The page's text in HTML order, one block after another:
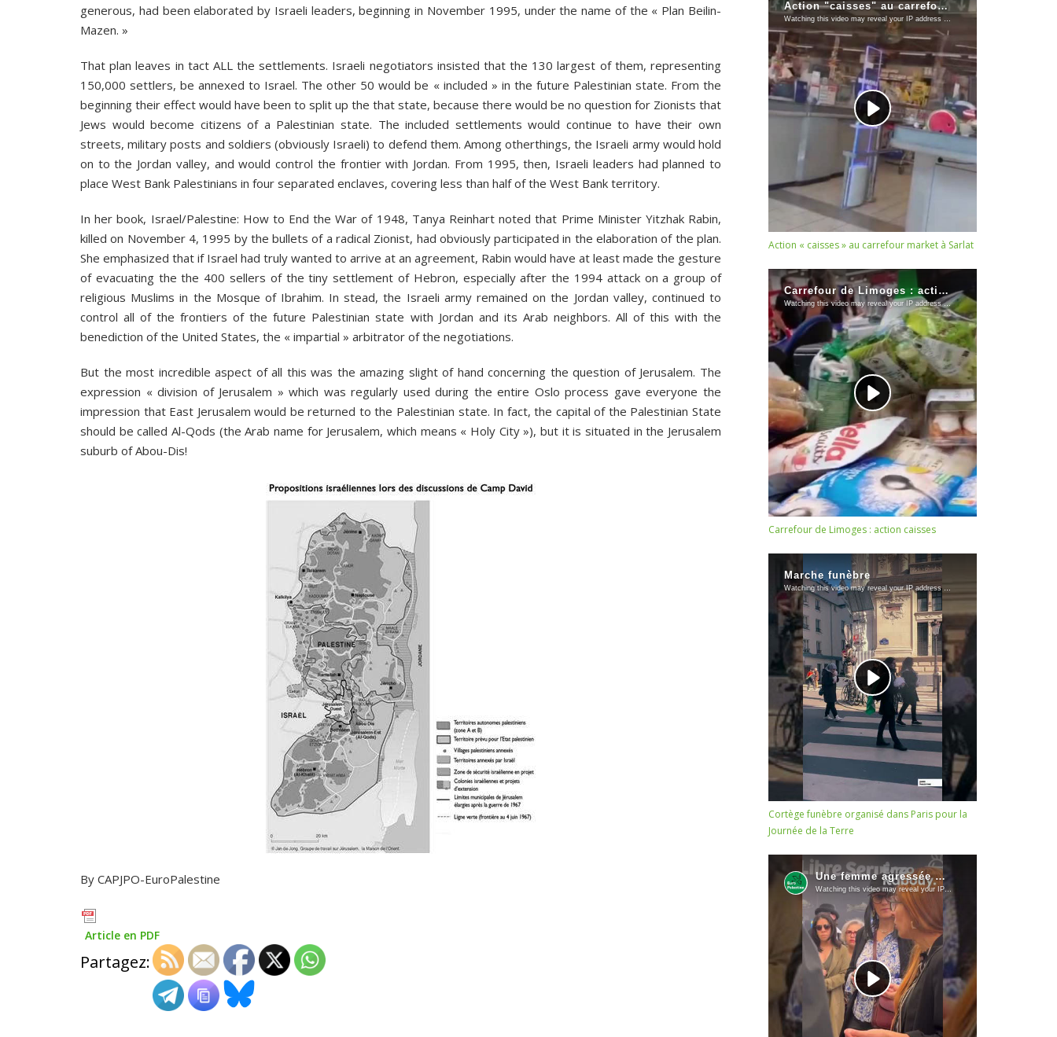
generous, had been elaborated by Israeli leaders, beginning in November 1995, under the name of the « Plan Beilin-
Mazen. »
That plan leaves in tact ALL the settlements. Israeli negotiators insisted that the 130 largest of them, representing
150,000 settlers, be annexed to Israel. The other 50 would be « included » in the future Palestinian state. From the
beginning their effect would have been to split up the that state, because there would be no question for Zionists that
Jews would become citizens of a Palestinian state. The included settlements would continue to have their own
streets, military posts and soldiers (obviously Israeli) to defend them. Among otherthings, the Israeli army would hold
on to the Jordan valley, and would control the frontier with Jordan. From 1995, then, Israeli leaders had planned to
place West Bank Palestinians in four separated enclaves, covering less than half of the West Bank territory.
In her book, Israel/Palestine: How to End the War of 1948, Tanya Reinhart noted that Prime Minister Yitzhak Rabin,
killed on November 4, 1995 by the bullets of a radical Zionist, had obviously participated in the elaboration of the plan.
She emphasized that if Israel had truly wanted to arrive at an agreement, Rabin would have at least made the gesture
of evacuating the the 400 sellers of the tiny settlement of Hebron, especially after the 1994 attack on a group of
religious Muslims in the Mosque of Ibrahim. In stead, the Israeli army remained on the Jordan valley, continued to
control all of the frontiers of the future Palestinian state with Jordan and its Arab neighbors. All of this with the
benediction of the United States, the « impartial » arbitrator of the negotiations.
But the most incredible aspect of all this was the amazing slight of hand concerning the question of Jerusalem. The
expression « division of Jerusalem » which was regularly used during the entire Oslo process gave everyone the
impression that East Jerusalem would be returned to the Palestinian state. In fact, the capital of the Palestinian State
should be called Al-Qods (the Arab name for Jerusalem, which means « Holy City »), but it is situated in the Jerusalem
suburb of Abou-Dis!
By CAPJPO-EuroPalestine
Article en PDF
Partagez:
Action « caisses » au carrefour market à Sarlat
Carrefour de Limoges : action caisses
Cortège funèbre organisé dans Paris pour la
Journée de la Terre